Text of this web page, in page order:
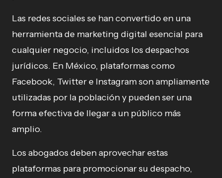
Las redes sociales se han convertido en una
herramienta de marketing digital esencial para
cualquier negocio, incluidos los despachos
jurídicos. En México, plataformas como
Facebook, Twitter e Instagram son ampliamente
utilizadas por la población y pueden ser una
forma efectiva de llegar a un público más
amplio.
Los abogados deben aprovechar estas
plataformas para promocionar su despacho,